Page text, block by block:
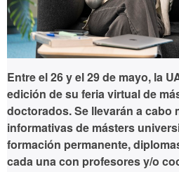
Entre el 26 y el 29 de mayo, la
edición de su feria virtual de
doctorados. Se llevarán a cabo
informativas de másters
formación permanente,
cada una con profesores y/o